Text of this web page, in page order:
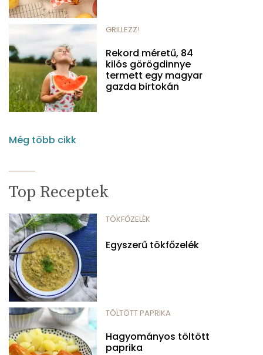
GRILLEZZ!
Rekord méretű, 84
kilós görögdinnye
termett egy magyar
gazda birtokán
Még több cikk
Top Receptek
TÖKFŐZELÉK
Egyszerű tökfőzelék
TÖLTÖTT PAPRIKA
Hagyományos töltött
paprika